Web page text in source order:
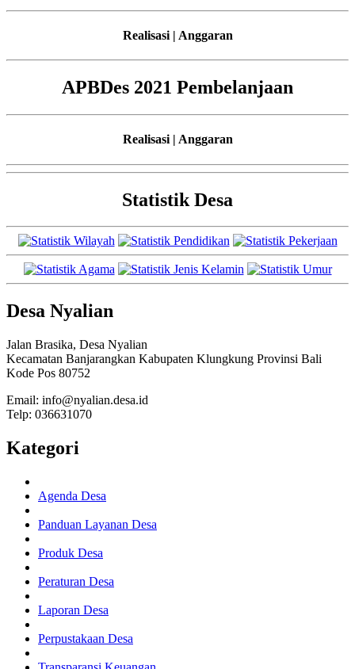
Realisasi | Anggaran
APBDes 2021 Pembelanjaan
Realisasi | Anggaran
Statistik Desa
Desa Nyalian
Jalan Brasika, Desa Nyalian
Kecamatan Banjarangkan Kabupaten Klungkung Provinsi Bali
Kode Pos 80752
Email: info@nyalian.desa.id
Telp: 036631070
Kategori
Agenda Desa
Panduan Layanan Desa
Produk Desa
Peraturan Desa
Laporan Desa
Perpustakaan Desa